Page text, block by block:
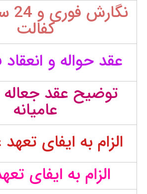
کفالت
عقد حواله و
توضیح عقد جعاله
عامیانه
الزام به ایفای
الزام به ایفای